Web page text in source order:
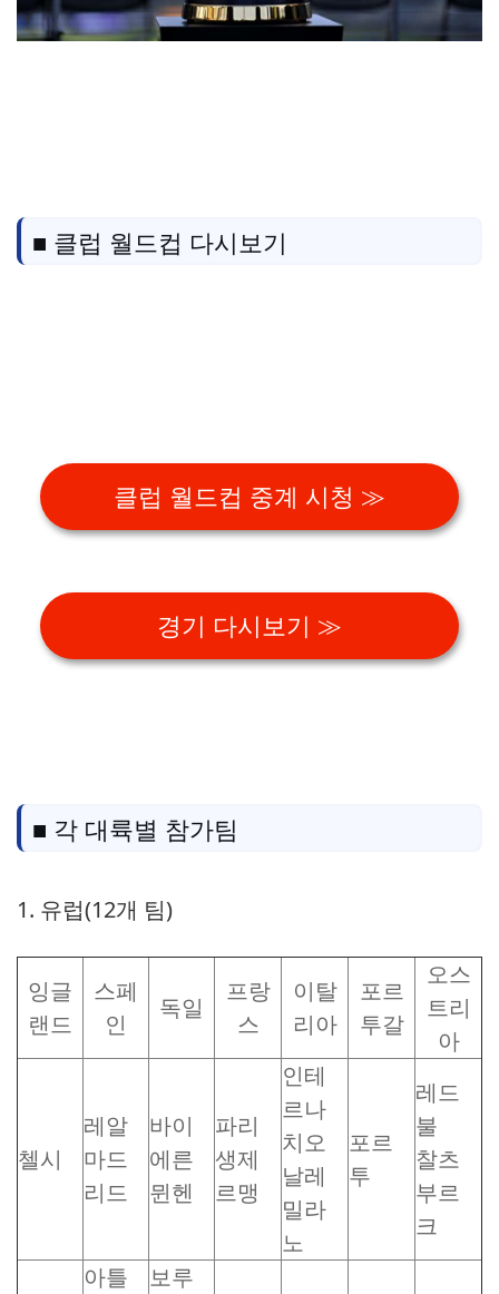
■ 클럽 월드컵 다시보기
클럽 월드컵 중계 시청 ≫
경기 다시보기 ≫
■ 각 대륙별 참가팀
1. 유럽(12개 팀)
잉글
랜드
스페
인
독일
프랑
스
이탈
리아
포르
투갈
오스
트리
아
첼시
레알
마드
리드
바이
에른
뮌헨
파리
생제
르맹
인테
르나
치오
날레
밀라
노
포르
투
레드
불
찰츠
부르
크
아틀
보루